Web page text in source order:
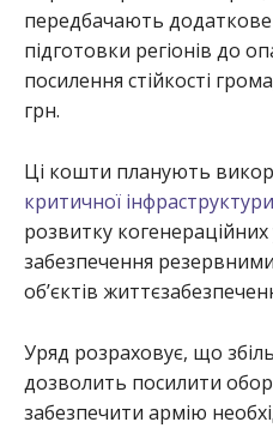
передбачають
підготовки регіонів до
посилення стійкості
грн.
Ці кошти планують
критичної інфраструктури
розвитку
забезпечення
об’єктів
Уряд розраховує, що
дозволить посилити
забезпечити армію